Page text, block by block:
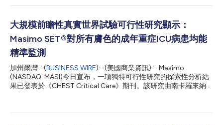
人病患出現該情況。新生兒脈搏血氧儀準確性和皮膚色素差異
大學戴維斯分校和密西西比大學傑克森分校的研究團隊，於美國東
部時間4月27日（週一） 上午10點在麻薩諸塞州波士頓舉行的兒
科學術學會(Pediatric Academic Society)大會上現場發表，並線
上發表於《兒科雜誌》(Journal of Pediatrics)。研究作者指出，
「我們未發現與膚色相關的臨床顯著差異，說明該裝置在此類臨床
場景中可提供公平一致的監測表現。」1 這項由美國國立衛生研究
院(NIH)資助的專項研究僅針對體質脆弱和病情危重的新生兒病患
群體展開Masimo SET®效果評估，這些令人鼓舞的研究成果...
大規模前瞻性真實世界試驗可行性研究顯示：
Masimo SET®對所有膚色的成年重症ICU病患均能
精準監測
加州爾灣--(BUSINESS WIRE)--(美國商業資訊)-- Masimo
(NASDAQ: MASI)今日宣布，一項獨特可行性研究的探索性分析結
果已發表於《CHEST Critical Care》期刊。該研究由南卡羅來納醫
需使用血管加壓藥的低灌注病患）均能實現精準監測，且未報告任